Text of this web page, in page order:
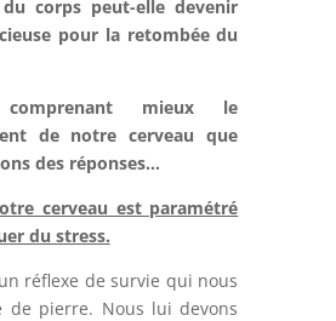
corps peut-elle devenir
pour la retombée du
mieux le
de notre cerveau que
des réponses…
cerveau est paramétré
du stress.
réflexe de survie qui nous
de pierre. Nous lui devons